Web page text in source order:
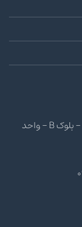
آدرس : سمنان - چهار راه ورزش - مجتمع نهضت - بلوک B - واحد